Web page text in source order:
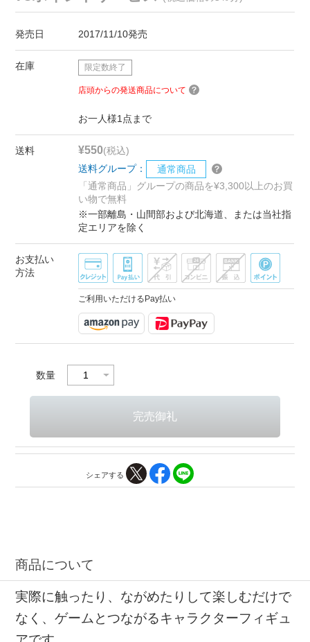
発売日 2017/11/10発売
在庫 限定数終了
店頭からの発送商品について
お一人様1点まで
送料 ¥550(税込)
送料グループ：
通常商品
「通常商品」グループの商品を¥3,300以上のお買
い物で無料
※一部離島・山間部および北海道、または当社指
定エリアを除く
お支払い
方法
ご利用いただけるPay払い
数量
シェアする
商品について
実際に触ったり、ながめたりして楽しむだけで
なく、ゲームとつながるキャラクターフィギュ